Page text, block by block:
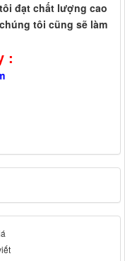
đạt chất lượng cao
tôi cũng sẽ làm
: